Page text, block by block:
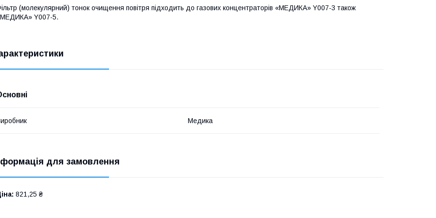
(молекулярний) тонок очищення повітря підходить до газових концентраторів «МЕДИКА» Y007-3 також
Y007-5.
Медика
для замовлення
821,25 ₴